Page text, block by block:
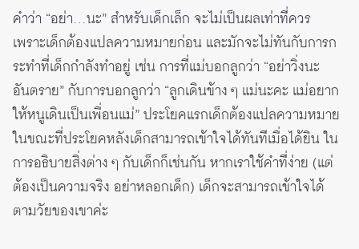
คำว่า “อย่า…นะ” สำหรับเด็กเล็ก จะไม่เป็นผลเท่าที่ควร
เพราะเด็กต้องแปลความหมายก่อน และมักจะไม่ทันกับการก
ระทำที่เด็กกำลังทำอยู่ เช่น การที่แม่บอกลูกว่า “อย่าวิ่งนะ
อันตราย” กับการบอกลูกว่า “ลูกเดินข้าง ๆ แม่นะคะ แม่อยาก
ให้หนูเดินเป็นเพื่อนแม่” ประโยคแรกเด็กต้องแปลความหมาย
ในขณะที่ประโยคหลังเด็กสามารถเข้าใจได้ทันทีเมื่อได้ยิน ใน
การอธิบายสิ่งต่าง ๆ กับเด็กก็เช่นกัน หากเราใช้คำที่ง่าย (แต่
ต้องเป็นความจริง อย่าหลอกเด็ก) เด็กจะสามารถเข้าใจได้
ตามวัยของเขาค่ะ